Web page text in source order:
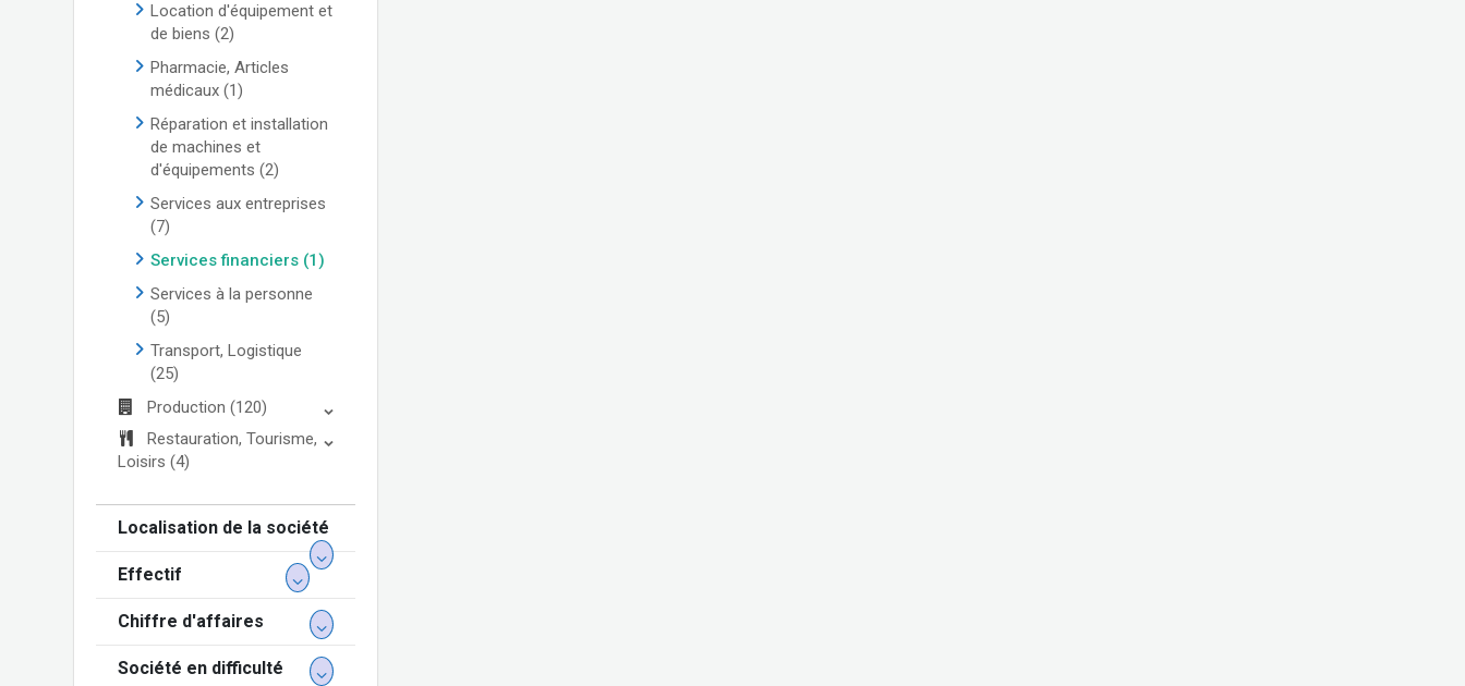
Location d'équipement et
de biens (2)
Pharmacie, Articles
médicaux (1)
Réparation et installation
de machines et
d'équipements (2)
Services aux entreprises
(7)
Services financiers (1)
Services à la personne
(5)
Transport, Logistique
(25)
Production (120)
Restauration, Tourisme,
Loisirs (4)
Localisation de la société
Effectif
Chiffre d'affaires
Société en difficulté